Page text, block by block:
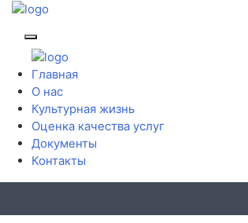
Меню сайта
Главная
О нас
Культурная жизнь
Оценка качества услуг
Документы
Контакты